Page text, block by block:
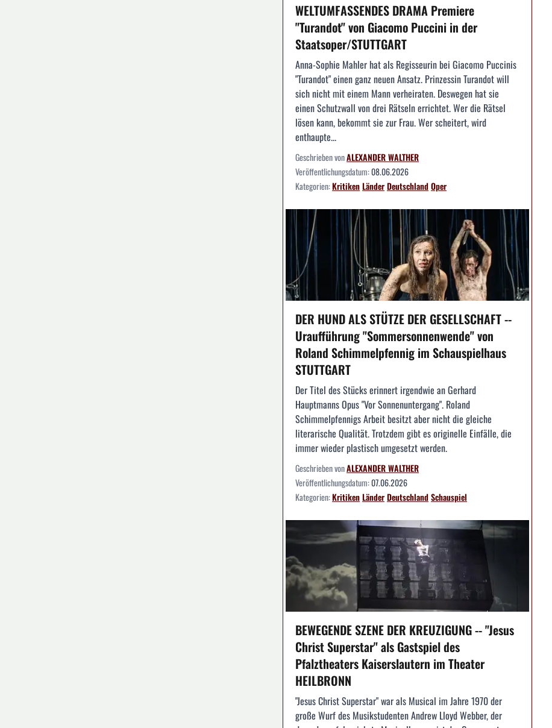
WELTUMFASSENDES DRAMA Premiere
"Turandot" von Giacomo Puccini in der
Staatsoper/STUTTGART
Anna-Sophie Mahler hat als Regisseurin bei Giacomo Puccinis
"Turandot" einen ganz neuen Ansatz. Prinzessin Turandot will
sich nicht mit einem Mann verheiraten. Deswegen hat sie
einen Schutzwall von drei Rätseln errichtet. Wer die Rätsel
lösen kann, bekommt sie zur Frau. Wer scheitert, wird
enthaupte...
Geschrieben vonALEXANDER WALTHER
Veröffentlichungsdatum:08.06.2026
Kategorien:KritikenLänderDeutschlandOper
DER HUND ALS STÜTZE DER GESELLSCHAFT --
Uraufführung "Sommersonnenwende" von
Roland Schimmelpfennig im Schauspielhaus
STUTTGART
Der Titel des Stücks erinnert irgendwie an Gerhard
Hauptmanns Opus "Vor Sonnenuntergang". Roland
Schimmelpfennigs Arbeit besitzt aber nicht die gleiche
literarische Qualität. Trotzdem gibt es originelle Einfälle, die
immer wieder plastisch umgesetzt werden.
Geschrieben vonALEXANDER WALTHER
Veröffentlichungsdatum:07.06.2026
Kategorien:KritikenLänderDeutschlandSchauspiel
BEWEGENDE SZENE DER KREUZIGUNG -- "Jesus
Christ Superstar" als Gastspiel des
Pfalztheaters Kaiserslautern im Theater
HEILBRONN
"Jesus Christ Superstar" war als Musical im Jahre 1970 der
große Wurf des Musikstudenten Andrew Lloyd Webber, der